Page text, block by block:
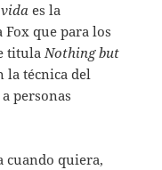
es la
que para los
titulaNothing but
la técnica del
personas
cuando quiera,